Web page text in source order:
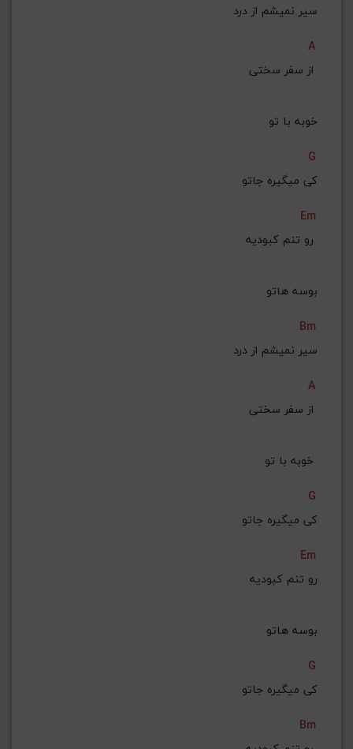
سیر نمیشم از درد
A
خوبه با تو
G
کی میگیره جاتو
Em
بوسه هاتو
Bm
سیر نمیشم از درد
A
G
کی میگیره جاتو
Em
رو تنم کبودیه
بوسه هاتو
G
کی میگیره جاتو
Bm